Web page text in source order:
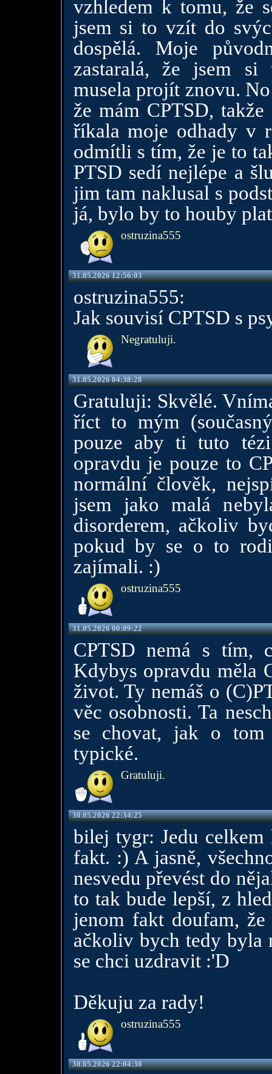
vzhledem k tomu, že
jsem si to vzít do
dospělá. Moje
zastaralá, že jsem si
musela projít znovu.
že mám CPTSD,
říkala moje odhady v
odmítli s tím, že je to
PTSD sedí nejlépe a
jim tam naklusal s
já, bylo by to houby
ostruzina555
31.05.2026 12:56:03
ostruzina555:
Jak souvisí CPTSD s
Negratuluji.
31.05.2026 04:38:28
Gratuluji: Skvělé.
říct to mým
pouze aby ti tuto
opravdu je pouze to
normální člověk,
jsem jako malá
disorderem, ačkoliv
pokud by se o to
zajímali. :)
ostruzina555
31.05.2026 00:09:22
CPTSD nemá s tím,
Kdybys opravdu měla
život. Ty nemáš o
věc osobnosti. Ta
se chovat, jak o
typické.
Gratuluji.
30.05.2026 22:34:25
bilej tygr: Jedu celkem
fakt. :) A jasně,
nesvedu převést do
to tak bude lepší, z
jenom fakt doufam,
ačkoliv bych tedy byla
se chci uzdravit :'D
Děkuju za rady!
ostruzina555
30.05.2026 22:04:30